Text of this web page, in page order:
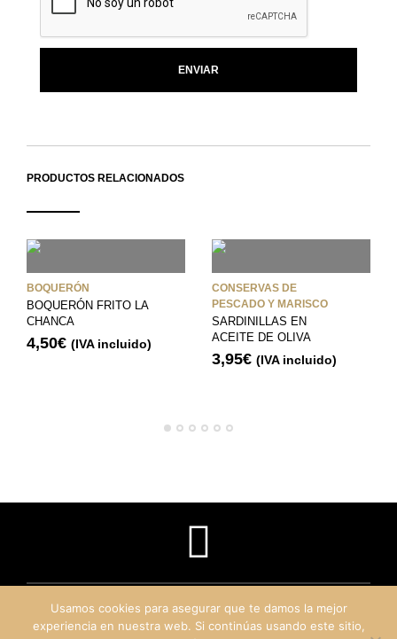
PRODUCTOS RELACIONADOS
BOQUERÓN
BOQUERÓN FRITO LA
CHANCA
4,50€ (IVA incluido)
CONSERVAS DE
PESCADO Y MARISCO
SARDINILLAS EN
ACEITE DE OLIVA
3,95€ (IVA incluido)
Usamos cookies para asegurar que te damos la mejor
experiencia en nuestra web. Si continúas usando este sitio,